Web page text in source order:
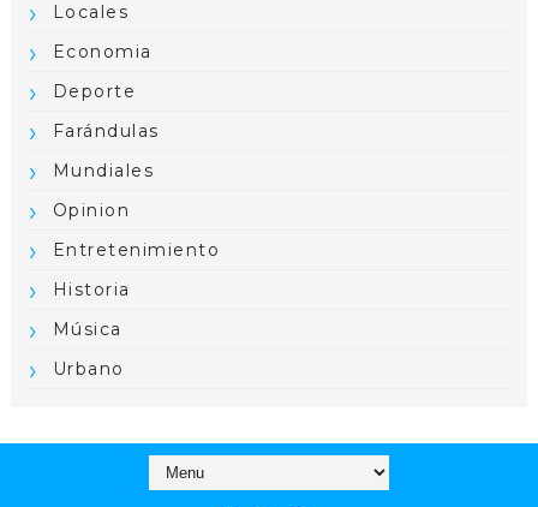
Locales
Economia
Deporte
Farándulas
Mundiales
Opinion
Entretenimiento
Historia
Música
Urbano